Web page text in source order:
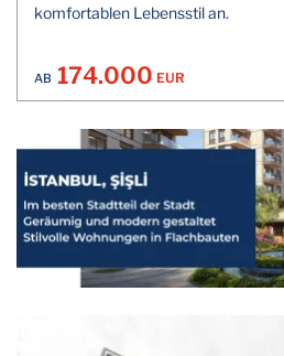
komfortablen Lebensstil an.
AB 174.000 EUR